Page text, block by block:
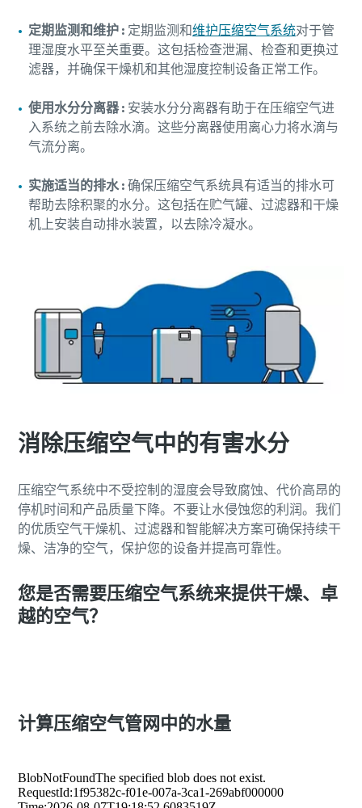
定期监测和维护 : 定期监测和维护压缩空气系统对于管
理湿度水平至关重要。这包括检查泄漏、检查和更换过
滤器，并确保干燥机和其他湿度控制设备正常工作。
使用水分分离器 : 安装水分分离器有助于在压缩空气进
入系统之前去除水滴。这些分离器使用离心力将水滴与
气流分离。
实施适当的排水 : 确保压缩空气系统具有适当的排水可
帮助去除积聚的水分。这包括在贮气罐、过滤器和干燥
机上安装自动排水装置，以去除冷凝水。
消除压缩空气中的有害水分
压缩空气系统中不受控制的湿度会导致腐蚀、代价高昂的
停机时间和产品质量下降。不要让水侵蚀您的利润。我们
的优质空气干燥机、过滤器和智能解决方案可确保持续干
燥、洁净的空气，保护您的设备并提高可靠性。
您是否需要压缩空气系统来提供干燥、卓
越的空气？
计算压缩空气管网中的水量